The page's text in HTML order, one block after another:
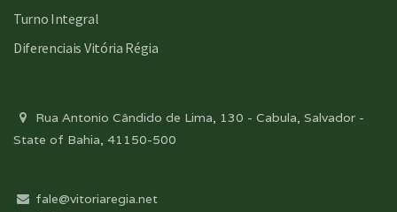
Turno Integral
Diferenciais Vitória Régia
Rua Antonio Cândido de Lima, 130 - Cabula, Salvador -
State of Bahia, 41150-500
fale@vitoriaregia.net